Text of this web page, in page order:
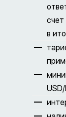
в
USD/